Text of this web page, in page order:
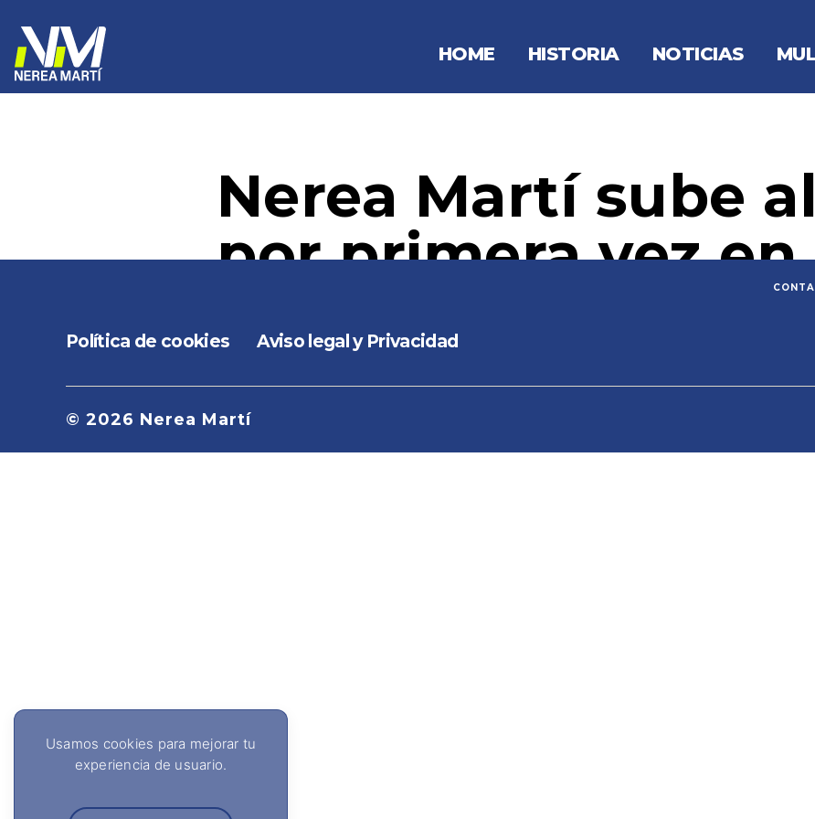
HOME HISTORIA NOTICIAS
Nerea Martí sube
por primera vez en
entrada
Política de cookies Aviso legal y Privacidad
© 2026 Nerea Martí
Usamos cookies para mejorar tu
experiencia de usuario.